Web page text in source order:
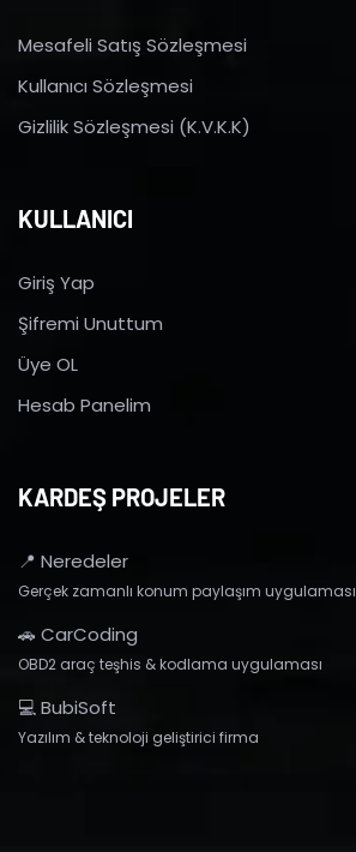
Mesafeli Satış Sözleşmesi
Kullanıcı Sözleşmesi
Gizlilik Sözleşmesi (K.V.K.K)
KULLANICI
Giriş Yap
Şifremi Unuttum
Üye OL
Hesab Panelim
KARDEŞ PROJELER
📍 Neredeler
Gerçek zamanlı konum paylaşım uygulaması
🚗 CarCoding
OBD2 araç teşhis & kodlama uygulaması
💻 BubiSoft
Yazılım & teknoloji geliştirici firma